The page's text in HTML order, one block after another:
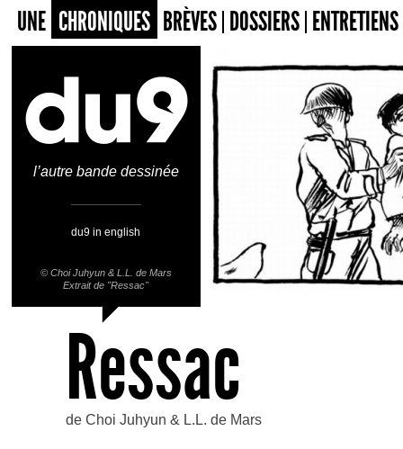
UNE CHRONIQUES BRÈVES DOSSIERS ENTRETIENS
l’autre bande dessinée
du9 in english
© Choi Juhyun& L.L. de Mars
Extrait de "Ressac"
Ressac
de Choi Juhyun & L.L. de Mars